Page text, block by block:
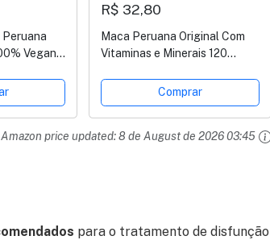
Peruana
Vegano,
R$ 32,80
Maca Peruana Original Com
Vitaminas e Minerais 120
Comprar
Amazon price updated:8 de August de 2026 03:45
para o tratamento de disfunção